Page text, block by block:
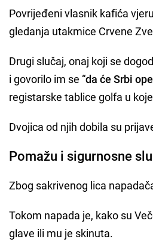
Povrijeđeni vlasnik kafića
gledanja utakmice Crvene
Drugi slučaj, onaj koji se
i govorilo im se “da će Srbi
registarske tablice golfa u
Dvojica od njih dobila su
Pomažu i sigurnosne
Zbog sakrivenog lica
Tokom napada je, kako su
glave ili mu je skinuta.